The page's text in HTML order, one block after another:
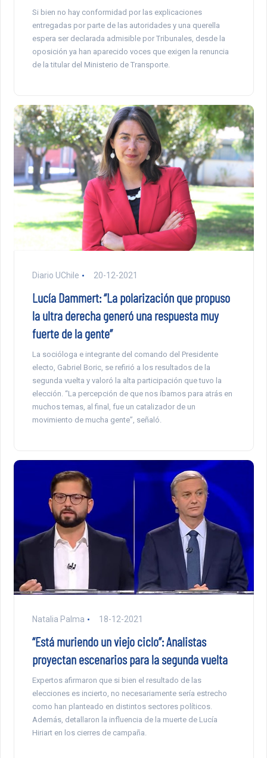
Si bien no hay conformidad por las explicaciones
entregadas por parte de las autoridades y una querella
espera ser declarada admisible por Tribunales, desde la
oposición ya han aparecido voces que exigen la renuncia
de la titular del Ministerio de Transporte.
Diario UChile 20-12-2021
Lucía Dammert: “La polarización que propuso
la ultra derecha generó una respuesta muy
fuerte de la gente”
La socióloga e integrante del comando del Presidente
electo, Gabriel Boric, se refirió a los resultados de la
segunda vuelta y valoró la alta participación que tuvo la
elección. “La percepción de que nos íbamos para atrás en
muchos temas, al final, fue un catalizador de un
movimiento de mucha gente”, señaló.
Natalia Palma 18-12-2021
“Está muriendo un viejo ciclo”: Analistas
proyectan escenarios para la segunda vuelta
Expertos afirmaron que si bien el resultado de las
elecciones es incierto, no necesariamente sería estrecho
como han planteado en distintos sectores políticos.
Además, detallaron la influencia de la muerte de Lucía
Hiriart en los cierres de campaña.